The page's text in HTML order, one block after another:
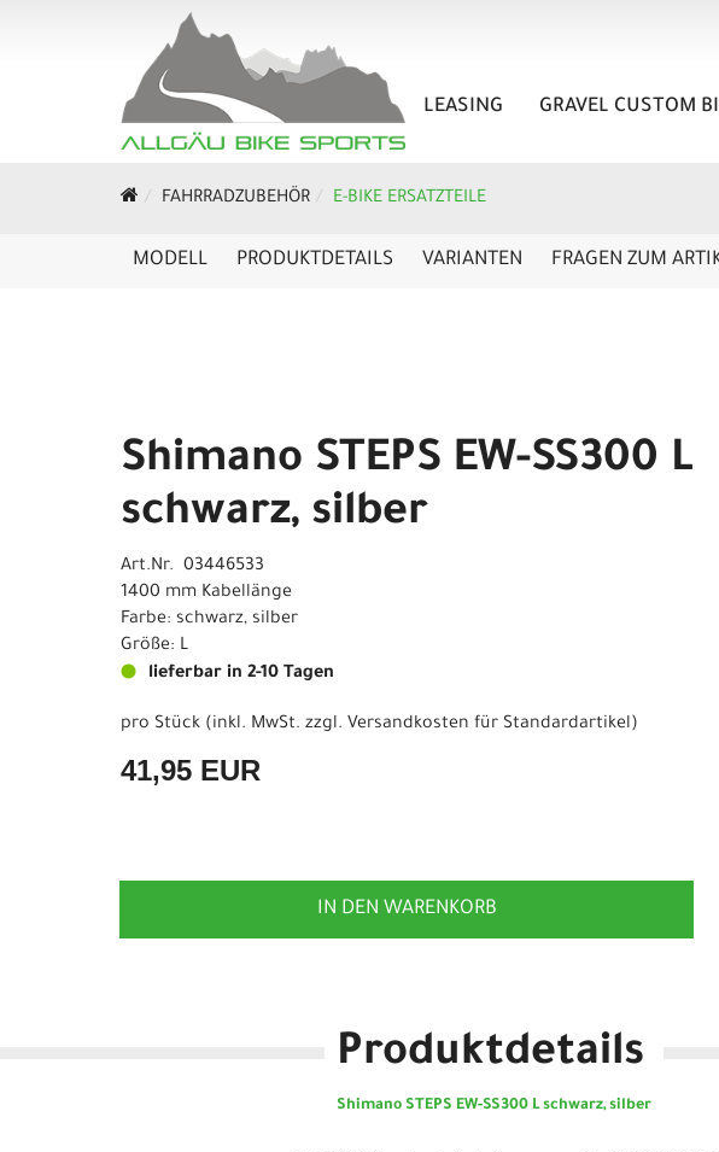
LEASING GRAVEL CUSTOM
FAHRRADZUBEHÖR E-BIKE ERSATZTEILE
MODELL PRODUKTDETAILS VARIANTEN FRAGEN ZUM
Shimano STEPS EW-SS300 L
schwarz, silber
Art.Nr. 03446533
1400 mm Kabellänge
Farbe: schwarz, silber
Größe: L
lieferbar in 2-10 Tagen
pro Stück (inkl. MwSt. zzgl. Versandkosten für Standardartikel)
41,95 EUR
IN DEN WARENKORB
Produktdetails
Shimano STEPS EW-SS300 L schwarz, silber